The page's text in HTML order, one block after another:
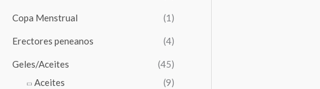
Copa Menstrual (1)
Erectores peneanos (4)
Geles/Aceites
(45)
Aceites
(9)